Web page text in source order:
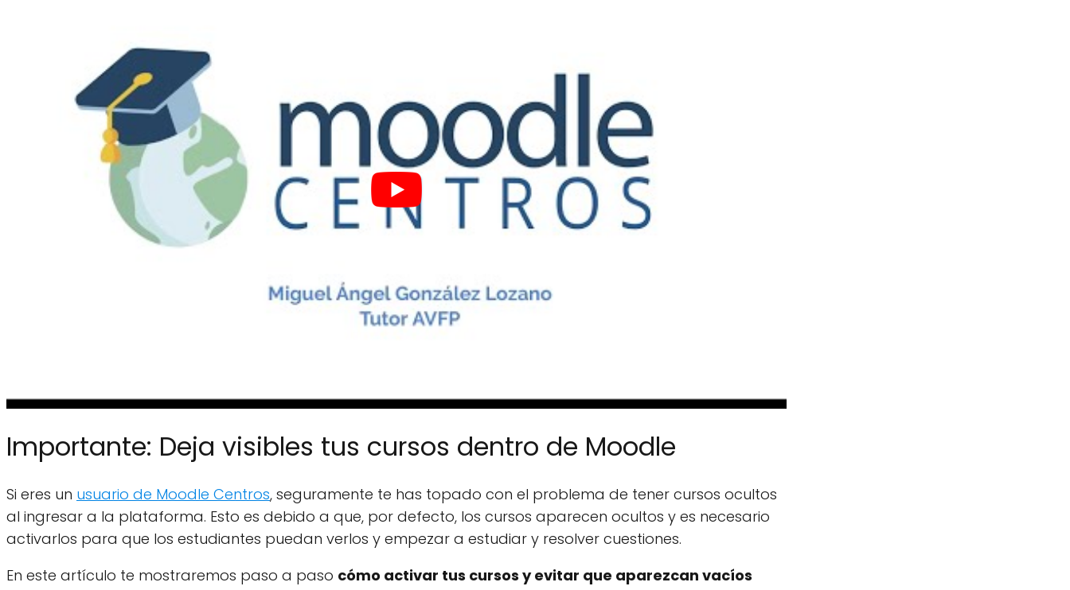
Importante: Deja visibles tus cursos dentro de Moodle
Si eres un usuario de Moodle Centros, seguramente te has topado con el problema de tener cursos ocultos
al ingresar a la plataforma. Esto es debido a que, por defecto, los cursos aparecen ocultos y es necesario
activarlos para que los estudiantes puedan verlos y empezar a estudiar y resolver cuestiones.
En este artículo te mostraremos paso a paso cómo activar tus cursos y evitar que aparezcan vacíos